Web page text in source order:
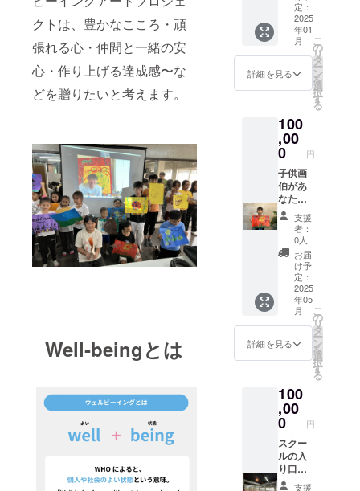
クトは、豊かなこころ・頑
張れる心・仲間と一緒の安
心・作り上げる達成感〜な
どを贈りたいと考えます。
Well‐beingとは
れのポ
スト
カード
があり
ますの
で 是
くださ
い ⁑リ
ターン
品の著
作権及
びその
他法的
権利に
ついて
は、す
べてプ
ロジェ
クト
オー
ナーに
帰属し
ます。
の運営
状況、
子供た
ちの喜
びの声
などを
１年間
ます 多
くの子
供たち
から
の、複
数の原
画があ
ります
ので 是
非、複
数口も
御支援
くださ
ターン
品の著
作権及
びその
他法的
は、す
べてプ
ロジェ
クト
オー
ナーに
帰属し
ます
定：
2025
年01
月
詳細を見る
こ
の
リ
タ
ー
ン
を
選
択
す
る
100
,00
0 円
子供画
伯があ
なたの
ために
御希望
の絵を
描きま
す
（描い
て欲し
い画伯
と作品
内容を
備考欄
にご記
また、
スクー
ルの運
営状
況、子
供たち
の喜び
の声な
支援
者：
0人
お届
け予
定：
2025
年05
月
詳細を見る
こ
の
リ
タ
ー
ン
を
選
択
す
る
100
,00
0 円
スクー
ルの入
り口に
支援者
支援